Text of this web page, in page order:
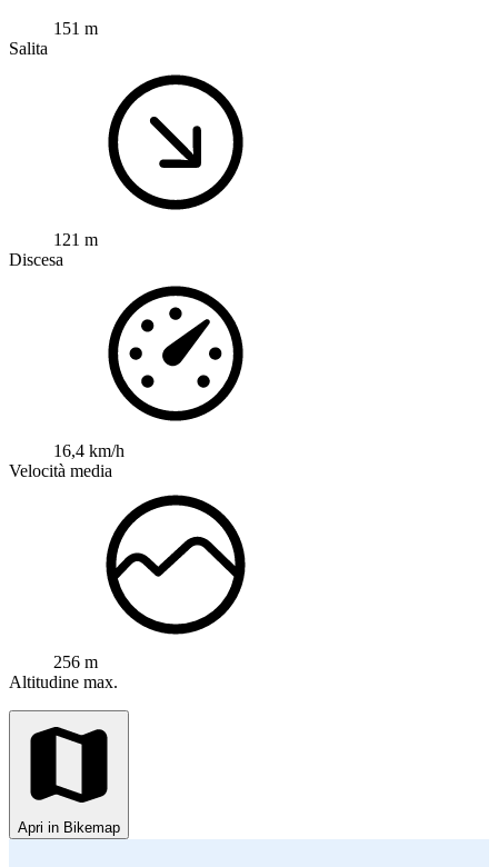
151 m
Salita
121 m
Discesa
16,4 km/h
Velocità media
256 m
Altitudine max.
Apri in Bikemap